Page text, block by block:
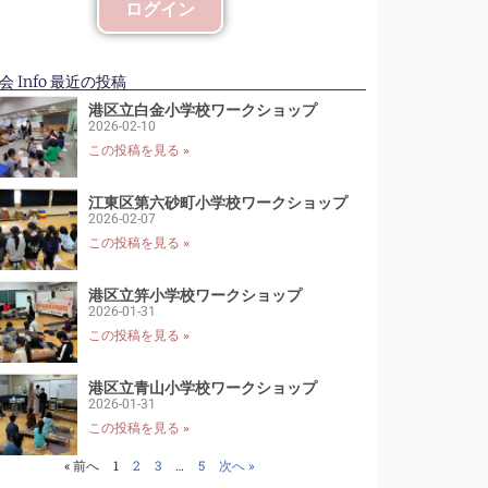
ログイン
Info 最近の投稿
港区立白金小学校ワークショップ
2026-02-10
この投稿を見る »
江東区第六砂町小学校ワークショップ
2026-02-07
この投稿を見る »
港区立笄小学校ワークショップ
2026-01-31
この投稿を見る »
港区立青山小学校ワークショップ
2026-01-31
この投稿を見る »
« 前へ 1 2 3 … 5 次へ »